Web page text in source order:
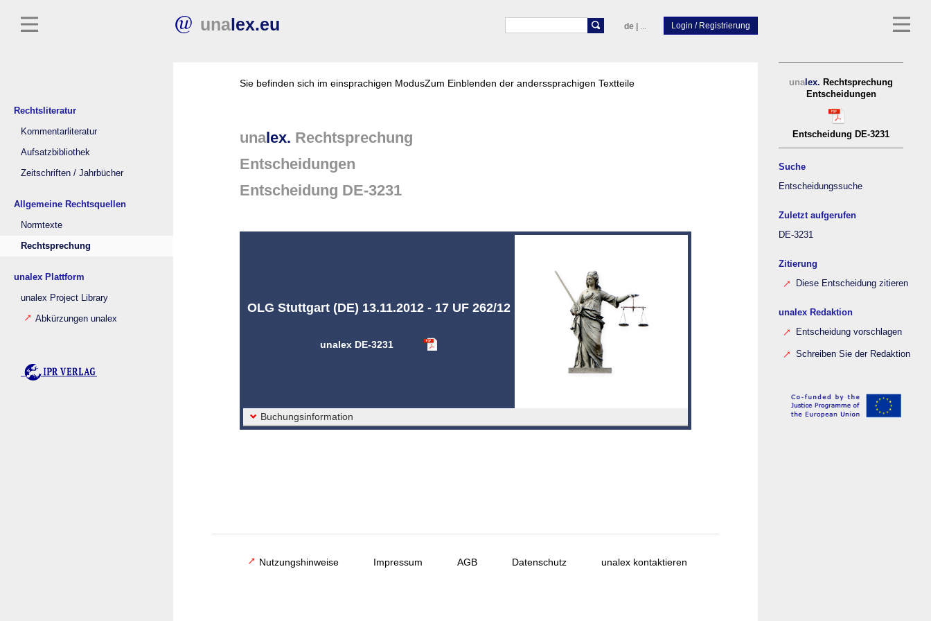
unalex.eu de |
Rechtsliteratur
Kommentarliteratur
Aufsatzbibliothek
Zeitschriften / Jahrbücher
Allgemeine Rechtsquellen
Normtexte
Rechtsprechung
unalex Plattform
unalex Project Library
Abkürzungen unalex
una lex. Rechtsprechung
Entscheidungen
Entscheidung DE-3231
Suche
Entscheidungssuche
Zuletzt aufgerufen
DE-3231
Zitierung
Diese Entscheidung zitieren
unalex Redaktion
Entscheidung vorschlagen
Schreiben Sie der Redaktion
Sie befinden sich im einsprachigen ModusZum Einblenden der anderssprachigen Textteile
unalex. Rechtsprechung
Entscheidungen
Entscheidung DE-3231
OLG Stuttgart (DE) 13.11.2012 - 17 UF 262/12
unalex DE-3231
Buchungsinformation
Nutzungshinweise Impressum AGB Datenschutz unalex kontaktieren